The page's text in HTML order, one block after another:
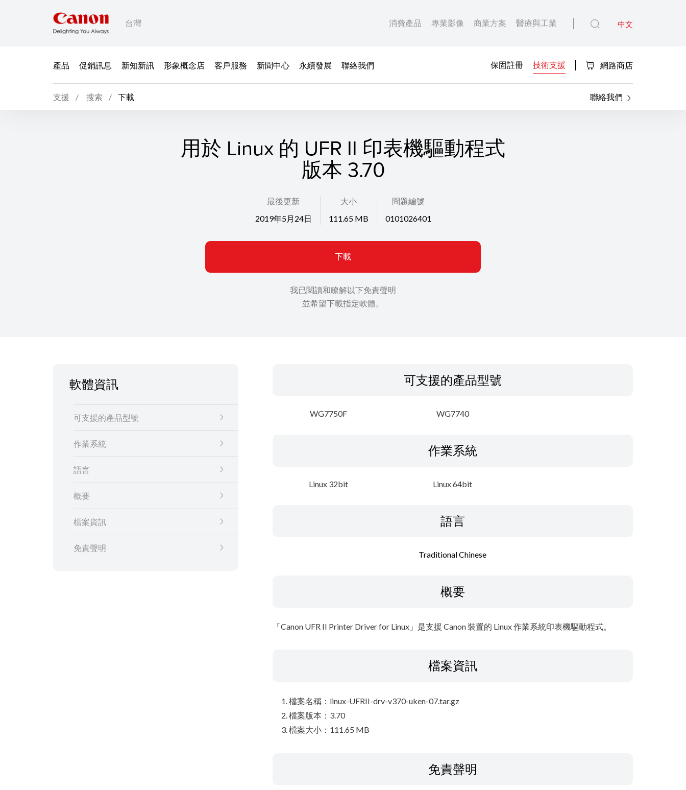
台灣 消費產品 專業影像 商業方案 醫療與工業 中文
產品 促銷訊息 新知新訊 形象概念店 客戶服務 新聞中心 永續發展 聯絡我們 保固註冊 技術支援 網路商店
支援 搜索 下載 聯絡我們
用於 Linux 的 UFR II 印表機驅動程式
版本 3.70
最後更新
2019年5月24日
大小
111.65 MB
問題編號
0101026401
下載
我已閱讀和瞭解以下免責聲明
並希望下載指定軟體。
軟體資訊
可支援的產品型號
作業系統
語言
概要
檔案資訊
免責聲明
可支援的產品型號
WG7750F WG7740
作業系統
Linux 32bit Linux 64bit
語言
Traditional Chinese
概要
「Canon UFR II Printer Driver for Linux」是支援 Canon 裝置的 Linux 作業系統印表機驅動程式。
檔案資訊
檔案名稱：linux-UFRII-drv-v370-uken-07.tar.gz
檔案版本：3.70
檔案大小：111.65 MB
免責聲明